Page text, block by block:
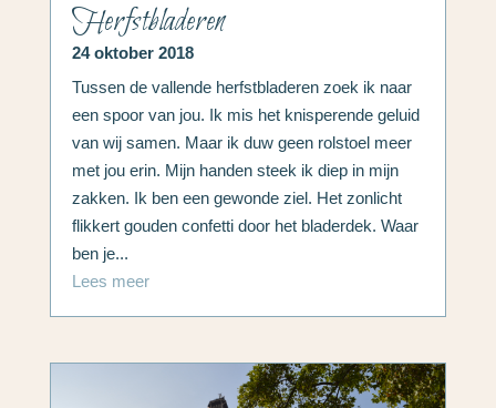
Herfstbladeren
24 oktober 2018
Tussen de vallende herfstbladeren zoek ik naar
een spoor van jou. Ik mis het knisperende geluid
van wij samen. Maar ik duw geen rolstoel meer
met jou erin. Mijn handen steek ik diep in mijn
zakken. Ik ben een gewonde ziel. Het zonlicht
flikkert gouden confetti door het bladerdek. Waar
ben je...
Lees meer